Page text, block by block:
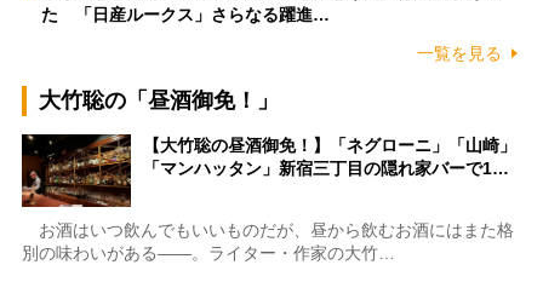
た 「日産ルークス」さらなる躍進…
一覧を見る
大竹聡の「昼酒御免！」
【大竹聡の昼酒御免！】「ネグローニ」「山崎」
「マンハッタン」新宿三丁目の隠れ家バーで1…
お酒はいつ飲んでもいいものだが、昼から飲むお酒にはまた格
別の味わいがある――。ライター・作家の大竹…